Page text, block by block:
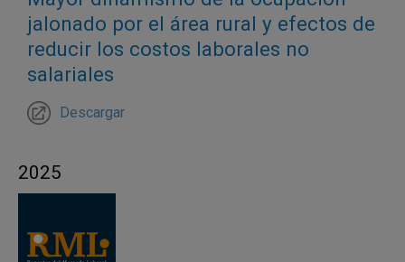
jalonado por el área rural y efectos de
reducir los costos laborales no
salariales
Descargar
2025